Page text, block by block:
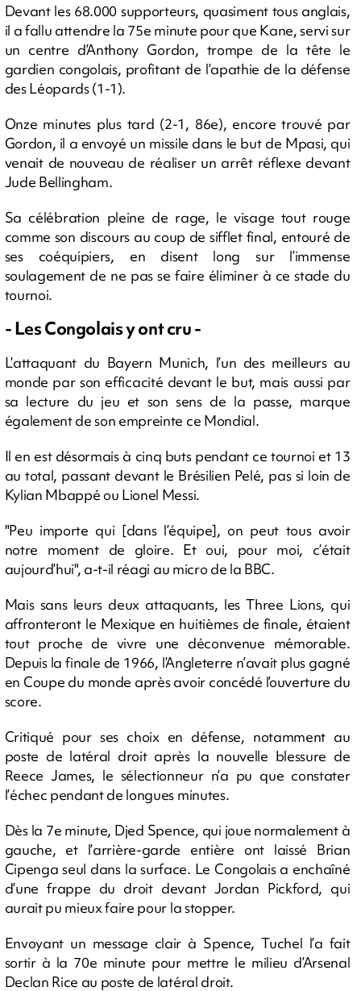
Devant les 68.000 supporteurs, quasiment tous anglais,
il a fallu attendre la 75e minute pour que Kane, servi sur
un centre d’Anthony Gordon, trompe de la tête le
gardien congolais, profitant de l’apathie de la défense
des Léopards (1-1).
Onze minutes plus tard (2-1, 86e), encore trouvé par
Gordon, il a envoyé un missile dans le but de Mpasi, qui
venait de nouveau de réaliser un arrêt réflexe devant
Jude Bellingham.
Sa célébration pleine de rage, le visage tout rouge
comme son discours au coup de sifflet final, entouré de
ses coéquipiers, en disent long sur l’immense
soulagement de ne pas se faire éliminer à ce stade du
tournoi.
- Les Congolais y ont cru -
L’attaquant du Bayern Munich, l’un des meilleurs au
monde par son efficacité devant le but, mais aussi par
sa lecture du jeu et son sens de la passe, marque
également de son empreinte ce Mondial.
Il en est désormais à cinq buts pendant ce tournoi et 13
au total, passant devant le Brésilien Pelé, pas si loin de
Kylian Mbappé ou Lionel Messi.
"Peu importe qui [dans l’équipe], on peut tous avoir
notre moment de gloire. Et oui, pour moi, c’était
aujourd’hui", a-t-il réagi au micro de la BBC.
Mais sans leurs deux attaquants, les Three Lions, qui
affronteront le Mexique en huitièmes de finale, étaient
tout proche de vivre une déconvenue mémorable.
Depuis la finale de 1966, l’Angleterre n’avait plus gagné
en Coupe du monde après avoir concédé l’ouverture du
score.
Critiqué pour ses choix en défense, notamment au
poste de latéral droit après la nouvelle blessure de
Reece James, le sélectionneur n’a pu que constater
l’échec pendant de longues minutes.
Dès la 7e minute, Djed Spence, qui joue normalement à
gauche, et l’arrière-garde entière ont laissé Brian
Cipenga seul dans la surface. Le Congolais a enchaîné
d’une frappe du droit devant Jordan Pickford, qui
aurait pu mieux faire pour la stopper.
Envoyant un message clair à Spence, Tuchel l’a fait
sortir à la 70e minute pour mettre le milieu d’Arsenal
Declan Rice au poste de latéral droit.